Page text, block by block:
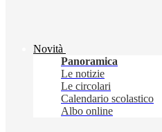
Novità
Panoramica
Le notizie
Le circolari
Calendario scolastico
Albo online